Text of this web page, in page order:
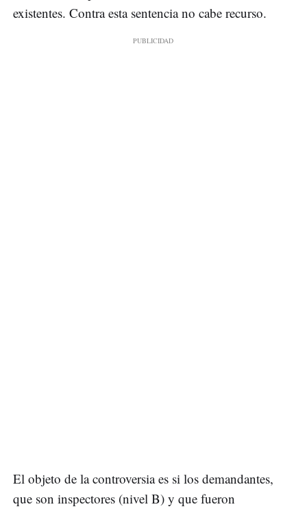
existentes. Contra esta sentencia no cabe recurso.
El objeto de la controversia es si los demandantes,
que son inspectores (nivel B) y que fueron